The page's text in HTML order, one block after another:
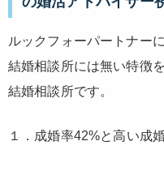
ルックフォーパートナー
結婚相談所には無い特徴
結婚相談所です。
１．成婚率42%と高い成